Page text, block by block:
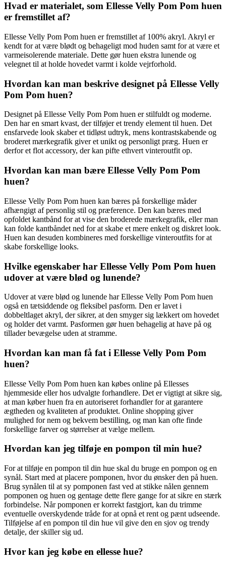
Hvad er materialet, som Ellesse Velly Pom Pom huen
er fremstillet af?
Ellesse Velly Pom Pom huen er fremstillet af 100% akryl. Akryl er
kendt for at være blødt og behageligt mod huden samt for at være et
varmeisolerende materiale. Dette gør huen ekstra lunende og
velegnet til at holde hovedet varmt i kolde vejrforhold.
Hvordan kan man beskrive designet på Ellesse Velly
Pom Pom huen?
Designet på Ellesse Velly Pom Pom huen er stilfuldt og moderne.
Den har en smart kvast, der tilføjer et trendy element til huen. Det
ensfarvede look skaber et tidløst udtryk, mens kontrastskabende og
broderet mærkegrafik giver et unikt og personligt præg. Huen er
derfor et flot accessory, der kan pifte ethvert vinteroutfit op.
Hvordan kan man bære Ellesse Velly Pom Pom
huen?
Ellesse Velly Pom Pom huen kan bæres på forskellige måder
afhængigt af personlig stil og præference. Den kan bæres med
opfoldet kantbånd for at vise den broderede mærkegrafik, eller man
kan folde kantbåndet ned for at skabe et mere enkelt og diskret look.
Huen kan desuden kombineres med forskellige vinteroutfits for at
skabe forskellige looks.
Hvilke egenskaber har Ellesse Velly Pom Pom huen
udover at være blød og lunende?
Udover at være blød og lunende har Ellesse Velly Pom Pom huen
også en tætsiddende og fleksibel pasform. Den er lavet i
dobbeltlaget akryl, der sikrer, at den smyger sig lækkert om hovedet
og holder det varmt. Pasformen gør huen behagelig at have på og
tillader bevægelse uden at stramme.
Hvordan kan man få fat i Ellesse Velly Pom Pom
huen?
Ellesse Velly Pom Pom huen kan købes online på Ellesses
hjemmeside eller hos udvalgte forhandlere. Det er vigtigt at sikre sig,
at man køber huen fra en autoriseret forhandler for at garantere
ægtheden og kvaliteten af produktet. Online shopping giver
mulighed for nem og bekvem bestilling, og man kan ofte finde
forskellige farver og størrelser at vælge mellem.
Hvordan kan jeg tilføje en pompon til min hue?
For at tilføje en pompon til din hue skal du bruge en pompon og en
synål. Start med at placere pomponen, hvor du ønsker den på huen.
Brug synålen til at sy pomponen fast ved at stikke nålen gennem
pomponen og huen og gentage dette flere gange for at sikre en stærk
forbindelse. Når pomponen er korrekt fastgjort, kan du trimme
eventuelle overskydende tråde for at opnå et rent og pænt udseende.
Tilføjelse af en pompon til din hue vil give den en sjov og trendy
detalje, der skiller sig ud.
Hvor kan jeg købe en ellesse hue?